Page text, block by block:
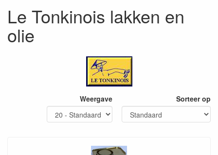
Le Tonkinois lakken en
olie
Weergave Sorteer op